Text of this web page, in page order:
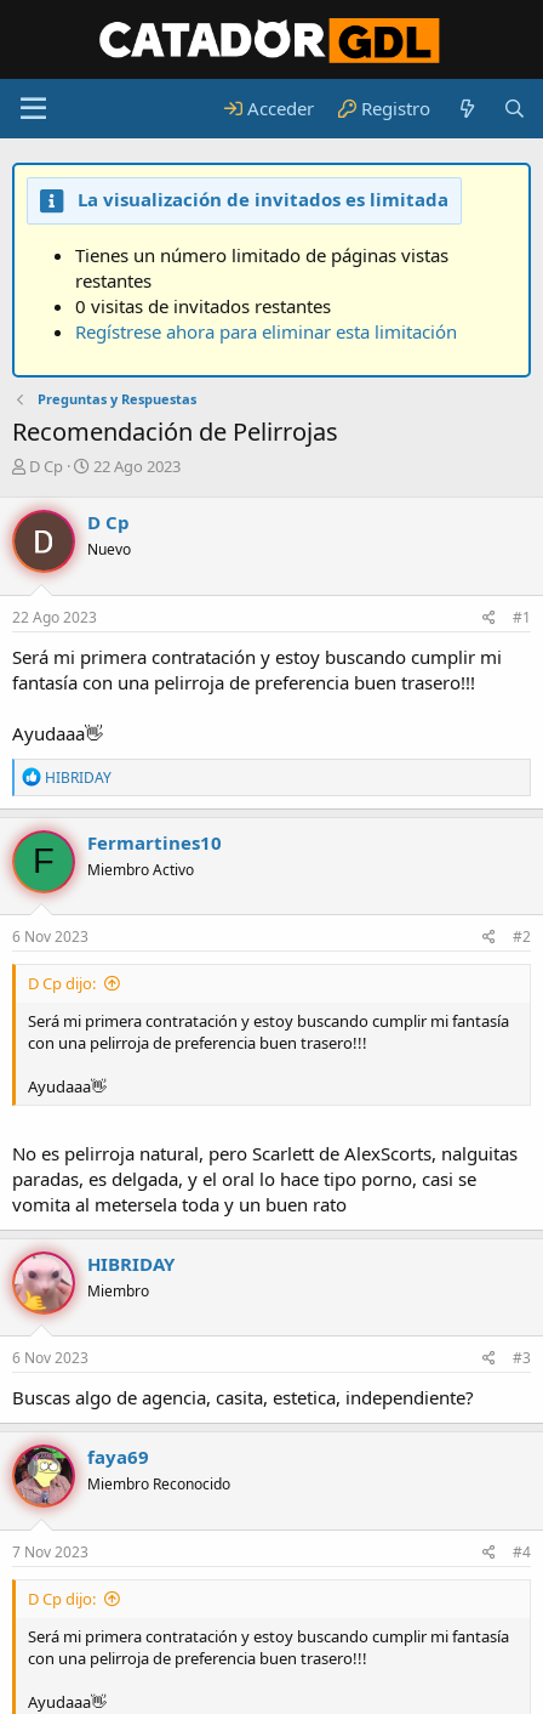
Acceder Registro
La visualización de invitados es limitada
Tienes un número limitado de páginas vistas
restantes
0 visitas de invitados restantes
Regístrese ahora para eliminar esta limitación
Preguntas y Respuestas
Recomendación de Pelirrojas
A
t
o
d
e
l
e
m
D Cp
F
h
a
e
i
i
c
o
22 Ago 2023
D Cp
Nuevo
22 Ago 2023 #1
Será mi primera contratación y estoy buscando cumplir mi
fantasía con una pelirroja de preferencia buen trasero!!!
Ayudaaa👋
R
e
a
c
c
o
n
e
HIBRIDAY
F Fermartines10
Miembro Activo
6 Nov 2023 #2
D Cp dijo:
Será mi primera contratación y estoy buscando cumplir mi fantasía
con una pelirroja de preferencia buen trasero!!!
Ayudaaa👋
No es pelirroja natural, pero Scarlett de AlexScorts, nalguitas
paradas, es delgada, y el oral lo hace tipo porno, casi se
vomita al metersela toda y un buen rato
HIBRIDAY
Miembro
6 Nov 2023 #3
Buscas algo de agencia, casita, estetica, independiente?
faya69
Miembro Reconocido
7 Nov 2023 #4
D Cp dijo:
Será mi primera contratación y estoy buscando cumplir mi fantasía
con una pelirroja de preferencia buen trasero!!!
Ayudaaa👋